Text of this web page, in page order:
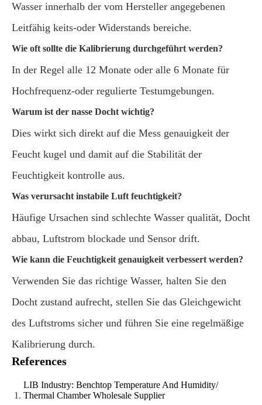
Wasser innerhalb der vom Hersteller angegebenen
Leitfähig keits-oder Widerstands bereiche.
Wie oft sollte die Kalibrierung durchgeführt werden?
In der Regel alle 12 Monate oder alle 6 Monate für
Hochfrequenz-oder regulierte Testumgebungen.
Warum ist der nasse Docht wichtig?
Dies wirkt sich direkt auf die Mess genauigkeit der
Feucht kugel und damit auf die Stabilität der
Feuchtigkeit kontrolle aus.
Was verursacht instabile Luft feuchtigkeit?
Häufige Ursachen sind schlechte Wasser qualität, Docht
abbau, Luftstrom blockade und Sensor drift.
Wie kann die Feuchtigkeit genauigkeit verbessert werden?
Verwenden Sie das richtige Wasser, halten Sie den
Docht zustand aufrecht, stellen Sie das Gleichgewicht
des Luftstroms sicher und führen Sie eine regelmäßige
Kalibrierung durch.
References
LIB Industry: Benchtop Temperature And Humidity/
Thermal Chamber Wholesale Supplier